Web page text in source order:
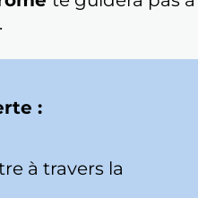
.
:
à travers la